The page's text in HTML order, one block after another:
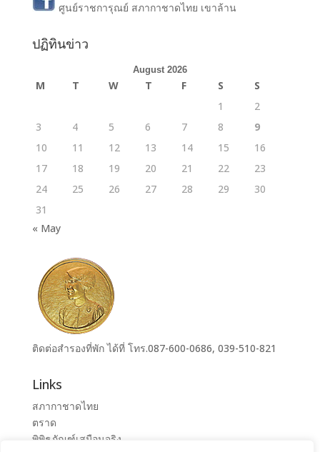
ศูนย์ราชการุณย์ สภากาชาดไทย เขาล้าน
ปฏิทินข่าว
August 2026
M T W T F S
S
1
2
3
4 5 6 7 8
9
10
11 12 13 14 15
16
17
18 19 20 21 22
23
24
25 26 27 28 29
30
31
« May
ติดต่อสำรองที่พัก ได้ที่ โทร.087-600-0686, 039-510-821
Links
สภากาชาดไทย
ตราด
พิพิธภัณฑ์เสมือนจริง